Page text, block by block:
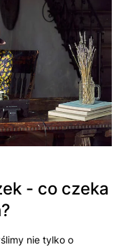
- co czeka
nie tylko o